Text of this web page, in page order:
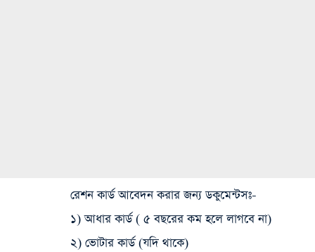
রেশন কার্ড আবেদন করার জন্য ডকুমেন্টসঃ-
১) আধার কার্ড ( ৫ বছরের কম হলে লাগবে না)
২) ভোটার কার্ড (যদি থাকে)